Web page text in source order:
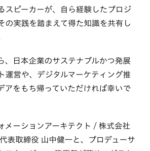
スピーカーが、自ら経験したプロジ
の実践を踏まえて得た知識を共有し
、日本企業のサステナブルかつ発展
運営や、デジタルマーケティング推
アをもち帰っていただければ幸いで
メーションアーキテクト / 株式会社
表取締役 山中健一と、プロデューサ